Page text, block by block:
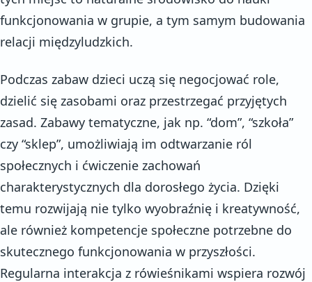
funkcjonowania w grupie, a tym samym budowania
relacji międzyludzkich.
Podczas zabaw dzieci uczą się negocjować role,
dzielić się zasobami oraz przestrzegać przyjętych
zasad. Zabawy tematyczne, jak np. “dom”, “szkoła”
czy “sklep”, umożliwiają im odtwarzanie ról
społecznych i ćwiczenie zachowań
charakterystycznych dla dorosłego życia. Dzięki
temu rozwijają nie tylko wyobraźnię i kreatywność,
ale również kompetencje społeczne potrzebne do
skutecznego funkcjonowania w przyszłości.
Regularna interakcja z rówieśnikami wspiera rozwój